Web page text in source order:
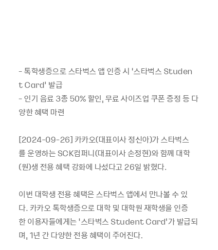
- 톡학생증으로 스타벅스 앱 인증 시 ‘스타벅스 Studen
t Card’ 발급
- 인기 음료 3종 50% 할인, 무료 사이즈업 쿠폰 증정 등 다
양한 혜택 마련
[2024-09-26] 카카오(대표이사 정신아)가 스타벅스
를 운영하는 SCK컴퍼니(대표이사 손정현)와 함께 대학
(원)생 전용 혜택 강화에 나섰다고 26일 밝혔다.
이번 대학생 전용 혜택은 스타벅스 앱에서 만나볼 수 있
다. 카카오 톡학생증으로 대학 및 대학원 재학생을 인증
한 이용자들에게는 ‘스타벅스 Student Card’가 발급되
며, 1년 간 다양한 전용 혜택이 주어진다.